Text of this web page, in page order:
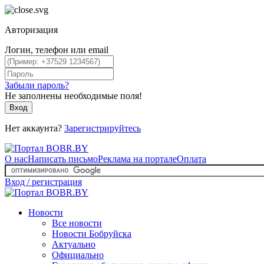
Авторизация
Логин, телефон или email
Забыли пароль?
Не заполнены необходимые поля!
Вход
Нет аккаунта? Зарегистрируйтесь
О насНаписать письмоРеклама на порталеОплата
Вход / регистрация
Новости
Все новости
Новости Бобруйска
Актуально
Официально